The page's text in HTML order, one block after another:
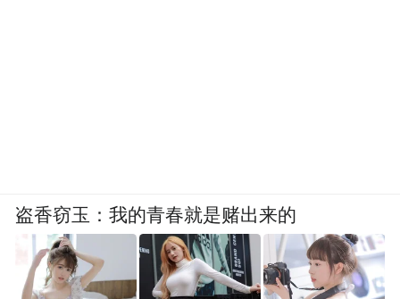
盗香窃玉：我的青春就是赌出来的